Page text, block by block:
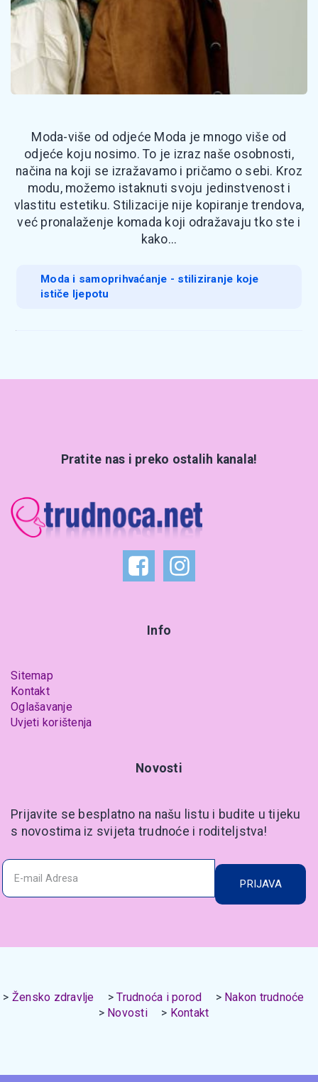
Moda-više od odjeće Moda je mnogo više od
odjeće koju nosimo. To je izraz naše osobnosti,
načina na koji se izražavamo i pričamo o sebi. Kroz
modu, možemo istaknuti svoju jedinstvenost i
vlastitu estetiku. Stilizacije nije kopiranje trendova,
već pronalaženje komada koji odražavaju tko ste i
kako...
Moda i samoprihvaćanje - stiliziranje koje
ističe ljepotu
Pratite nas i preko ostalih kanala!
Info
Sitemap
Kontakt
Oglašavanje
Uvjeti korištenja
Novosti
Prijavite se besplatno na našu listu i budite u tijeku
s novostima iz svijeta trudnoće i roditeljstva!
PRIJAVA
Žensko zdravlje Trudnoća i porod
Nakon trudnoće
Novosti
Kontakt